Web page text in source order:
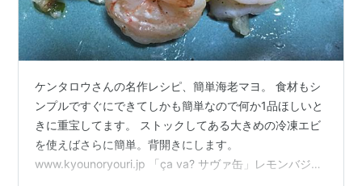
ケンタロウさんの名作レシピ、簡単海老マヨ。 食材もシ
ンプルですぐにできてしかも簡単なので何か1品ほしいと
きに重宝してます。 ストックしてある大きめの冷凍エビ
を使えばさらに簡単。背開きにします。
www.kyounoryouri.jp 「ça va? サヴァ缶」レモンバジル